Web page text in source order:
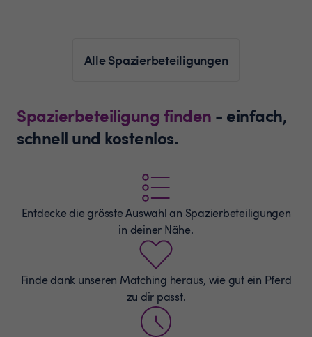
Alle Spazierbeteiligungen
Spazierbeteiligung finden - einfach,
schnell und kostenlos.
Entdecke die grösste Auswahl an Spazierbeteiligungen
in deiner Nähe.
Finde dank unseren Matching heraus, wie gut ein Pferd
zu dir passt.